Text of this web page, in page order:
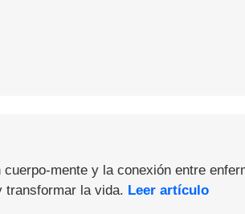
mente y la conexión entre
transformar la vida. Leer artículo